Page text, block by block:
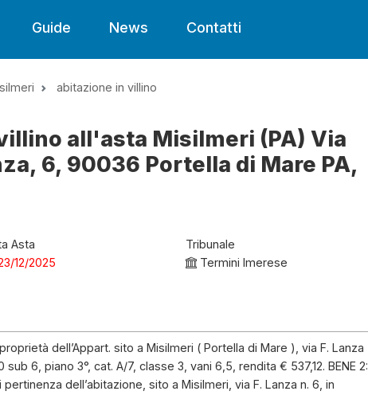
Guide News Contatti
abitazione in villino
all'asta Misilmeri (PA) Via
6, 90036 Portella di Mare PA,
Asta
12/2025
Tribunale
Termini Imerese
dell’Appart. sito a Misilmeri ( Portella di Mare ), via F. Lanza
6, piano 3°, cat. A/7, classe 3, vani 6,5, rendita € 537,12. BENE 2:
dell’abitazione, sito a Misilmeri, via F. Lanza n. 6, in